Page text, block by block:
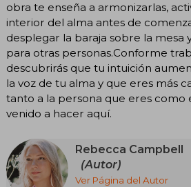
obra te enseña a armonizarlas,
interior del alma antes de
desplegar la baraja sobre la mesa
para otras personas.Conforme
descubrirás que tu intuición
la voz de tu alma y que eres más
tanto a la persona que eres como
venido a hacer aquí.
Rebecca Campbell
(Autor)
Ver Página del Autor